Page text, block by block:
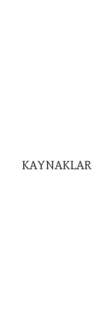
KAYNAKLAR